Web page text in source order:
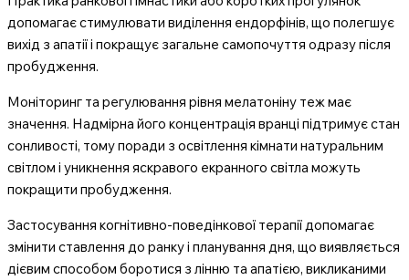
допомагає стимулювати виділення ендорфінів, що полегшує
вихід з апатії і покращує загальне самопочуття одразу після
пробудження.
Моніторинг та регулювання рівня мелатоніну теж має
значення. Надмірна його концентрація вранці підтримує стан
сонливості, тому поради з освітлення кімнати натуральним
світлом і уникнення яскравого екранного світла можуть
покращити пробудження.
Застосування когнітивно-поведінкової терапії допомагає
змінити ставлення до ранку і планування дня, що виявляється
дієвим способом боротися з лінню та апатією, викликаними